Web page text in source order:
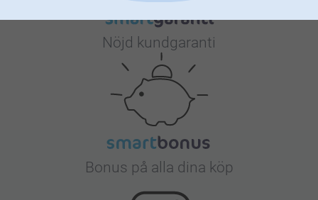
Nöjd kundgaranti
Bonus på alla dina köp